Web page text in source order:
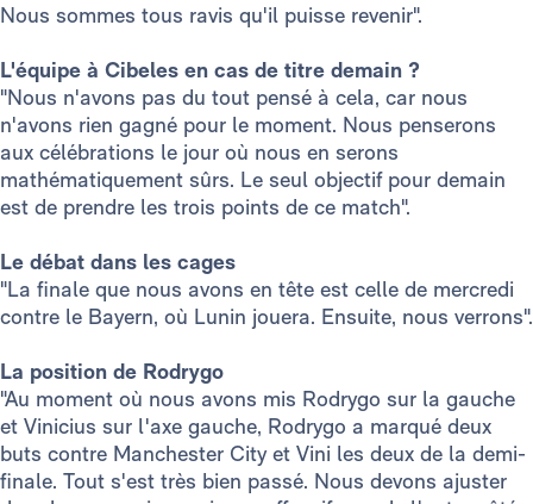
Nous sommes tous ravis qu'il puisse revenir".
L'équipe à Cibeles en cas de titre demain ?
"Nous n'avons pas du tout pensé à cela, car nous
n'avons rien gagné pour le moment. Nous penserons
aux célébrations le jour où nous en serons
mathématiquement sûrs. Le seul objectif pour demain
est de prendre les trois points de ce match".
Le débat dans les cages
"La finale que nous avons en tête est celle de mercredi
contre le Bayern, où Lunin jouera. Ensuite, nous verrons".
La position de Rodrygo
"Au moment où nous avons mis Rodrygo sur la gauche
et Vinicius sur l'axe gauche, Rodrygo a marqué deux
buts contre Manchester City et Vini les deux de la demi-
finale. Tout s'est très bien passé. Nous devons ajuster